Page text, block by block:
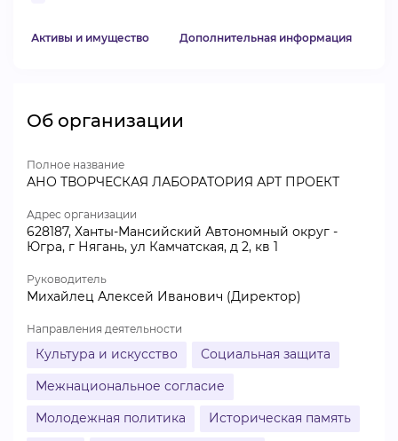
Активы и имущество Дополнительная информация
Об организации
Полное название
АНО ТВОРЧЕСКАЯ ЛАБОРАТОРИЯ АРТ ПРОЕКТ
Адрес организации
628187, Ханты-Мансийский Автономный округ -
Югра, г Нягань, ул Камчатская, д 2, кв 1
Руководитель
Михайлец Алексей Иванович (Директор)
Направления деятельности
Культура и искусство
Социальная защита
Межнациональное согласие
Молодежная политика
Историческая память